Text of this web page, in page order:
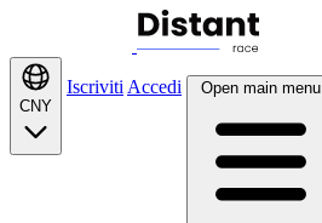
CNY
Iscriviti Accedi Open main menu